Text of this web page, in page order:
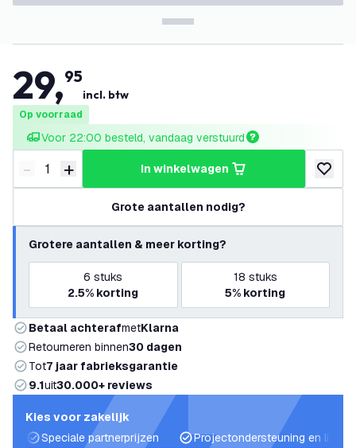
29,95
incl. btw
Op voorraad
Voor 22:00 besteld, vandaag verstuurd
Verminder hoeveelheid
- Verhoog hoeveelheid
+ in winkelwagen
Grote aantallen nodig?
Grotere aantallen & meer korting?
6 stuks
2.5% korting
18 stuks
5% korting
Betaal achterafmetKlarna
Retourneren binnen30 dagen
Tot7 jaar fabrieksgarantie
9.1uit30.000+ reviews
Kies voor zakelijk
Speciale partnerprijzen
Projectondersteuning en